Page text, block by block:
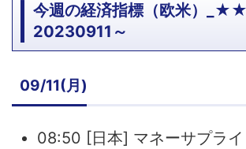
今週の経済指標（欧米）
20230911～
09/11(月)
08:50 [日本] マネーサプ